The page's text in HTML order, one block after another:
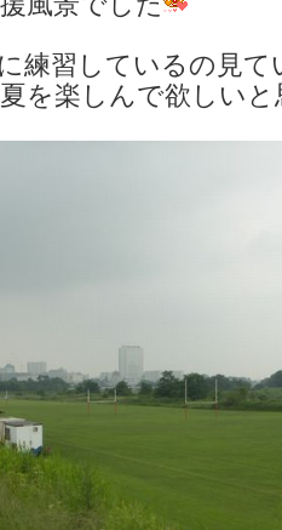
練習しているの見
を楽しんで欲しい